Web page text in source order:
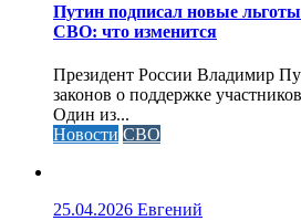
Путин подписал новые
СВО: что изменится
Президент России Владимир
законов о поддержке
Один из...
Новости СВО
25.04.2026 Евгений